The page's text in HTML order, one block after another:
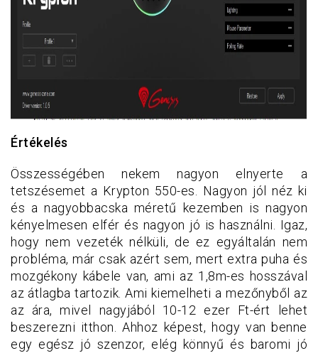
Értékelés
Összességében nekem nagyon elnyerte a
tetszésemet a Krypton 550-es. Nagyon jól néz ki
és a nagyobbacska méretű kezemben is nagyon
kényelmesen elfér és nagyon jó is használni. Igaz,
hogy nem vezeték nélküli, de ez egyáltalán nem
probléma, már csak azért sem, mert extra puha és
mozgékony kábele van, ami az 1,8m-es hosszával
az átlagba tartozik. Ami kiemelheti a mezőnyből az
az ára, mivel nagyjából 10-12 ezer Ft-ért lehet
beszerezni itthon. Ahhoz képest, hogy van benne
egy egész jó szenzor, elég könnyű és baromi jó